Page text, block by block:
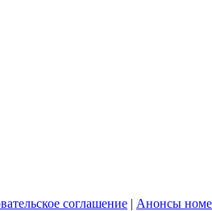
соглашение | Анонсы